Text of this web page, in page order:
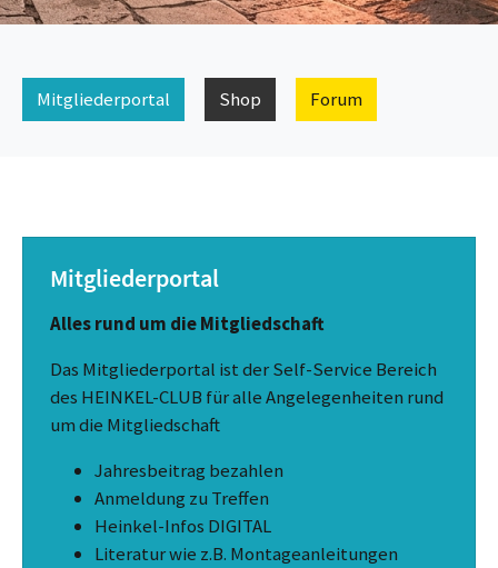
Mitgliederportal Shop Forum
Mitgliederportal
Alles rund um die Mitgliedschaft
Das Mitgliederportal ist der Self-Service Bereich
des HEINKEL-CLUB für alle Angelegenheiten rund
um die Mitgliedschaft
Jahresbeitrag bezahlen
Anmeldung zu Treffen
Heinkel-Infos DIGITAL
Literatur wie z.B. Montageanleitungen